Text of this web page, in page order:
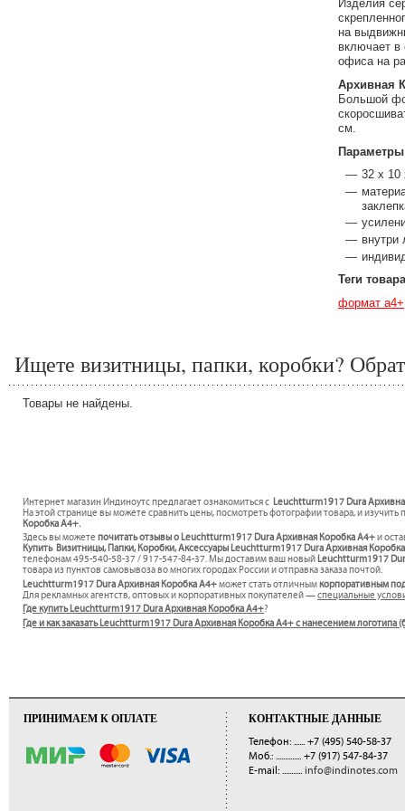
Изделия
на
включает в
офиса на
Архивная
Большой
см.
Параметры
32 x 10
внутри
Теги товара
формат a4+
Ищете визитницы, папки, коробки?
Товары не найдены.
Интернет магазин Индиноутс предлагает ознакомиться с Leuchtturm1917 Dura
На этой странице вы можете сравнить цены, посмотреть фотографии товара, и
Коробка А4+.
Здесь вы можете почитать отзывы о Leuchtturm1917 Dura Архивная Коробка А4+и
Купить Визитницы, Папки, Коробки, Аксессуары Leuchtturm1917 Dura Архивная
телефонам 495-540-58-37 / 917-547-84-37. Мы доставим ваш новыйLeuchtturm1917
товара из пунктов самовывоза во многих городах России и отправка заказа почтой.
Leuchtturm1917 Dura Архивная Коробка А4+может стать отличнымкорпоративным
Для рекламных агентств, оптовых и корпоративных покупателей —специальные
Где купить Leuchtturm1917 Dura Архивная Коробка А4+?
Где и как заказать Leuchtturm1917 Dura Архивная Коробка А4+ с нанесением логотипа
ПРИНИМАЕМ К ОПЛАТЕ КОНТАКТНЫЕ ДАННЫЕ
Телефон: ...... +7 (495) 540-58-37
Моб.: .............. +7 (917) 547-84-37
E-mail: ........... info@indinotes.com